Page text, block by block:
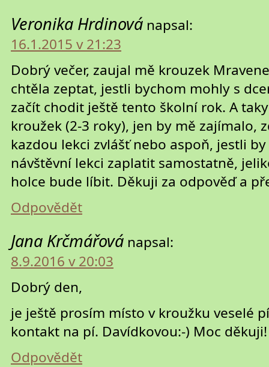
Veronika Hrdinová napsal:
16.1.2015 v 21:23
Dobrý večer, zaujal mě krouzek
chtěla zeptat, jestli bychom mohly s
začít chodit ještě tento školní rok. A
kroužek (2-3 roky), jen by mě zajímalo,
kazdou lekci zvlášť nebo aspoň, jestli
návštěvní lekci zaplatit samostatně,
holce bude líbit. Děkuji za odpověď a
Odpovědět
Jana Krčmářová napsal:
8.9.2016 v 20:03
Dobrý den,
je ještě prosím místo v kroužku veselé
kontakt na pí. Davídkovou:-) Moc děkuji!
Odpovědět